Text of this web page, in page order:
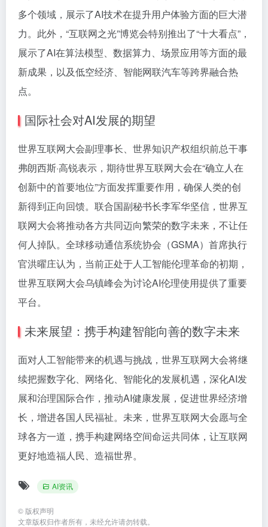
多个领域，展示了AI技术在提升用户体验方面的巨大潜
力。此外，“互联网之光”博览会特别推出了“十大看点”，
展示了AI在算法模型、数据算力、场景应用等方面的最
新成果，以及低空经济、智能网联汽车等跨界融合热
点。
国际社会对AI发展的期望
世界互联网大会副理事长、世界知识产权组织前总干事
弗朗西斯·高锐表示，期待世界互联网大会在“确立人在
创新中的首要地位”方面发挥重要作用，确保人类的创
新得到正向回馈。联合国副秘书长李军华坚信，世界互
联网大会将推动各方共同迈向繁荣的数字未来，不让任
何人掉队。全球移动通信系统协会（GSMA）首席执行
官洪曜庄认为，当前正处于人工智能伦理革命的初期，
世界互联网大会乌镇峰会为讨论AI伦理使用提供了重要
平台。
未来展望：携手构建智能向善的数字未来
面对人工智能带来的机遇与挑战，世界互联网大会将继
续把握数字化、网络化、智能化的发展机遇，深化AI发
展和治理国际合作，推动AI健康发展，促进世界经济增
长，增进各国人民福祉。未来，世界互联网大会愿与全
球各方一道，携手构建网络空间命运共同体，让互联网
更好地造福人民、造福世界。
AI资讯
© 版权声明
文章版权归作者所有，未经允许请勿转载。